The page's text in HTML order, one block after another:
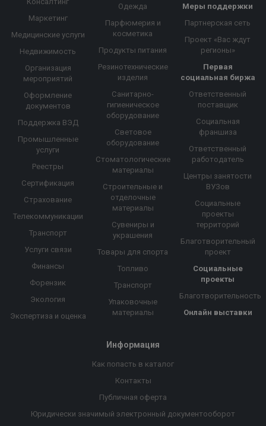
Маркетинг
Медицинские услуги
Недвижимость
Организация
мероприятий
Оформление
документов
Поддержка ВЭД
Промышленные
услуги
Реестры
Сертификация
Страхование
Телекоммуникации
Транспорт
Услуги связи
Финансы
Форензик
Экология
Экспертиза и оценка
Одежда
Парфюмерия и
косметика
Продукты питания
Резинотехнические
изделия
Санитарно-
гигиеническое
оборудование
Световое
оборудование
Стоматологические
материалы
Строительные и
отделочные
материалы
Сувениры и
украшения
Товары для спорта
Топливо
Транспорт
Упаковочные
материалы
Меры поддержки
Партнерская сеть
Проект «Вас ждут
регионы»
Первая
социальная биржа
Ответственный
поставщик
Социальная
франшиза
Ответственный
работодатель
Центры занятости
ВУЗов
Социальные
проекты
территорий
Благотворительный
проект
Социальные
проекты
Благотворительность
Онлайн выставки
Информация
Как попасть в каталог
Контакты
Публичная оферта
Юридически значимый электронный документооборот